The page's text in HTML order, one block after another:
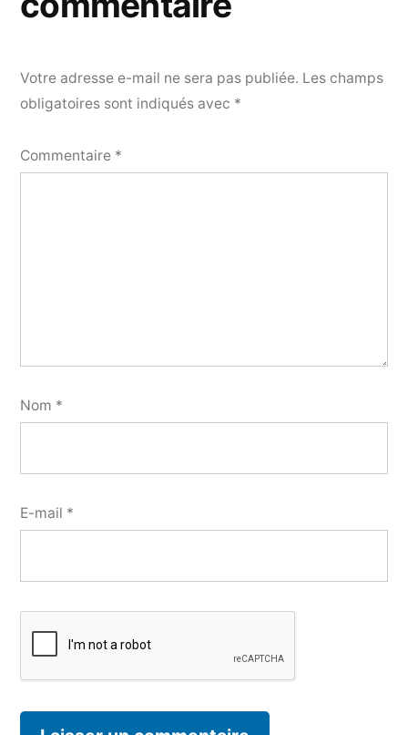
Votre adresse e-mail ne sera pas publiée. Les champs
obligatoires sont indiqués avec *
Commentaire *
Nom *
E-mail *